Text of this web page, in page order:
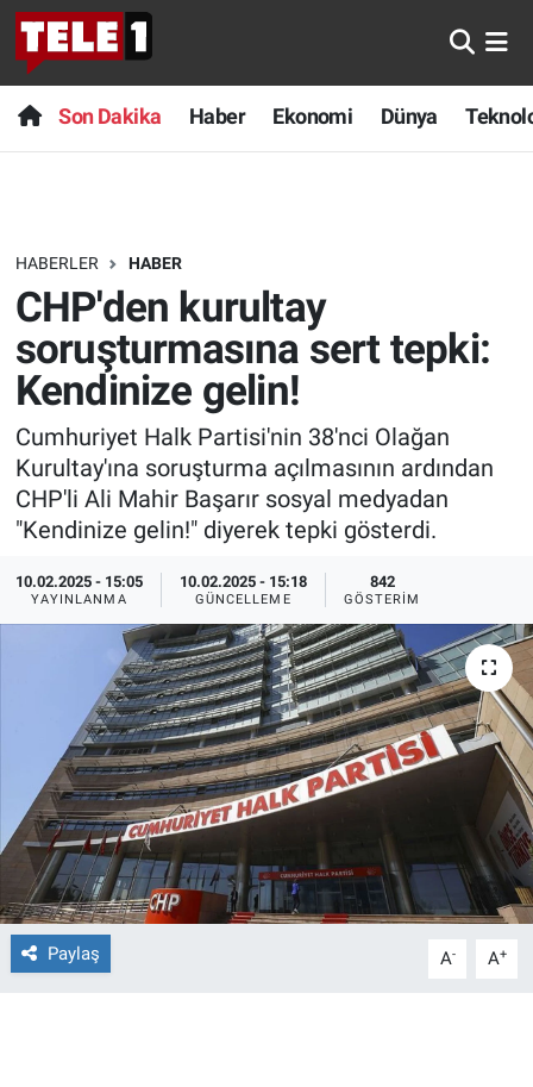
Son Dakika Haber Ekonomi Dünya
HABERLER HABER
CHP'den kurultay
soruşturmasına sert tepki:
Kendinize gelin!
Cumhuriyet Halk Partisi'nin 38'nci Olağan
Kurultay'ına soruşturma açılmasının ardından
CHP'li Ali Mahir Başarır sosyal medyadan
"Kendinize gelin!" diyerek tepki gösterdi.
10.02.2025 - 15:05
YAYINLANMA
10.02.2025 - 15:18
GÜNCELLEME
842
GÖSTERIM
Paylaş A- A+
Anında Manşet
Başka Sohbetler
Bilim turu
Bilim ve Teknoloji Evreni
Doğa Konuşuyor
Dünya
Ege Saati
Ege'den Esintiler
Eğitim
Eğlence
Ekonomi
Forum
Gerçeğin İzinde
Gün Başlıyor
Son Dakika
Haber
Dünya
Teknoloji
Sağlık
Spor
Yayın Akışı
İletişim
Nöbetçi Eczaneler
Hava Durumu
Trafik Durumu
Süper Lig Puan Durumu ve Fikstür
Tüm Manşetler
Son Dakika Haberleri
Haber Arşivi